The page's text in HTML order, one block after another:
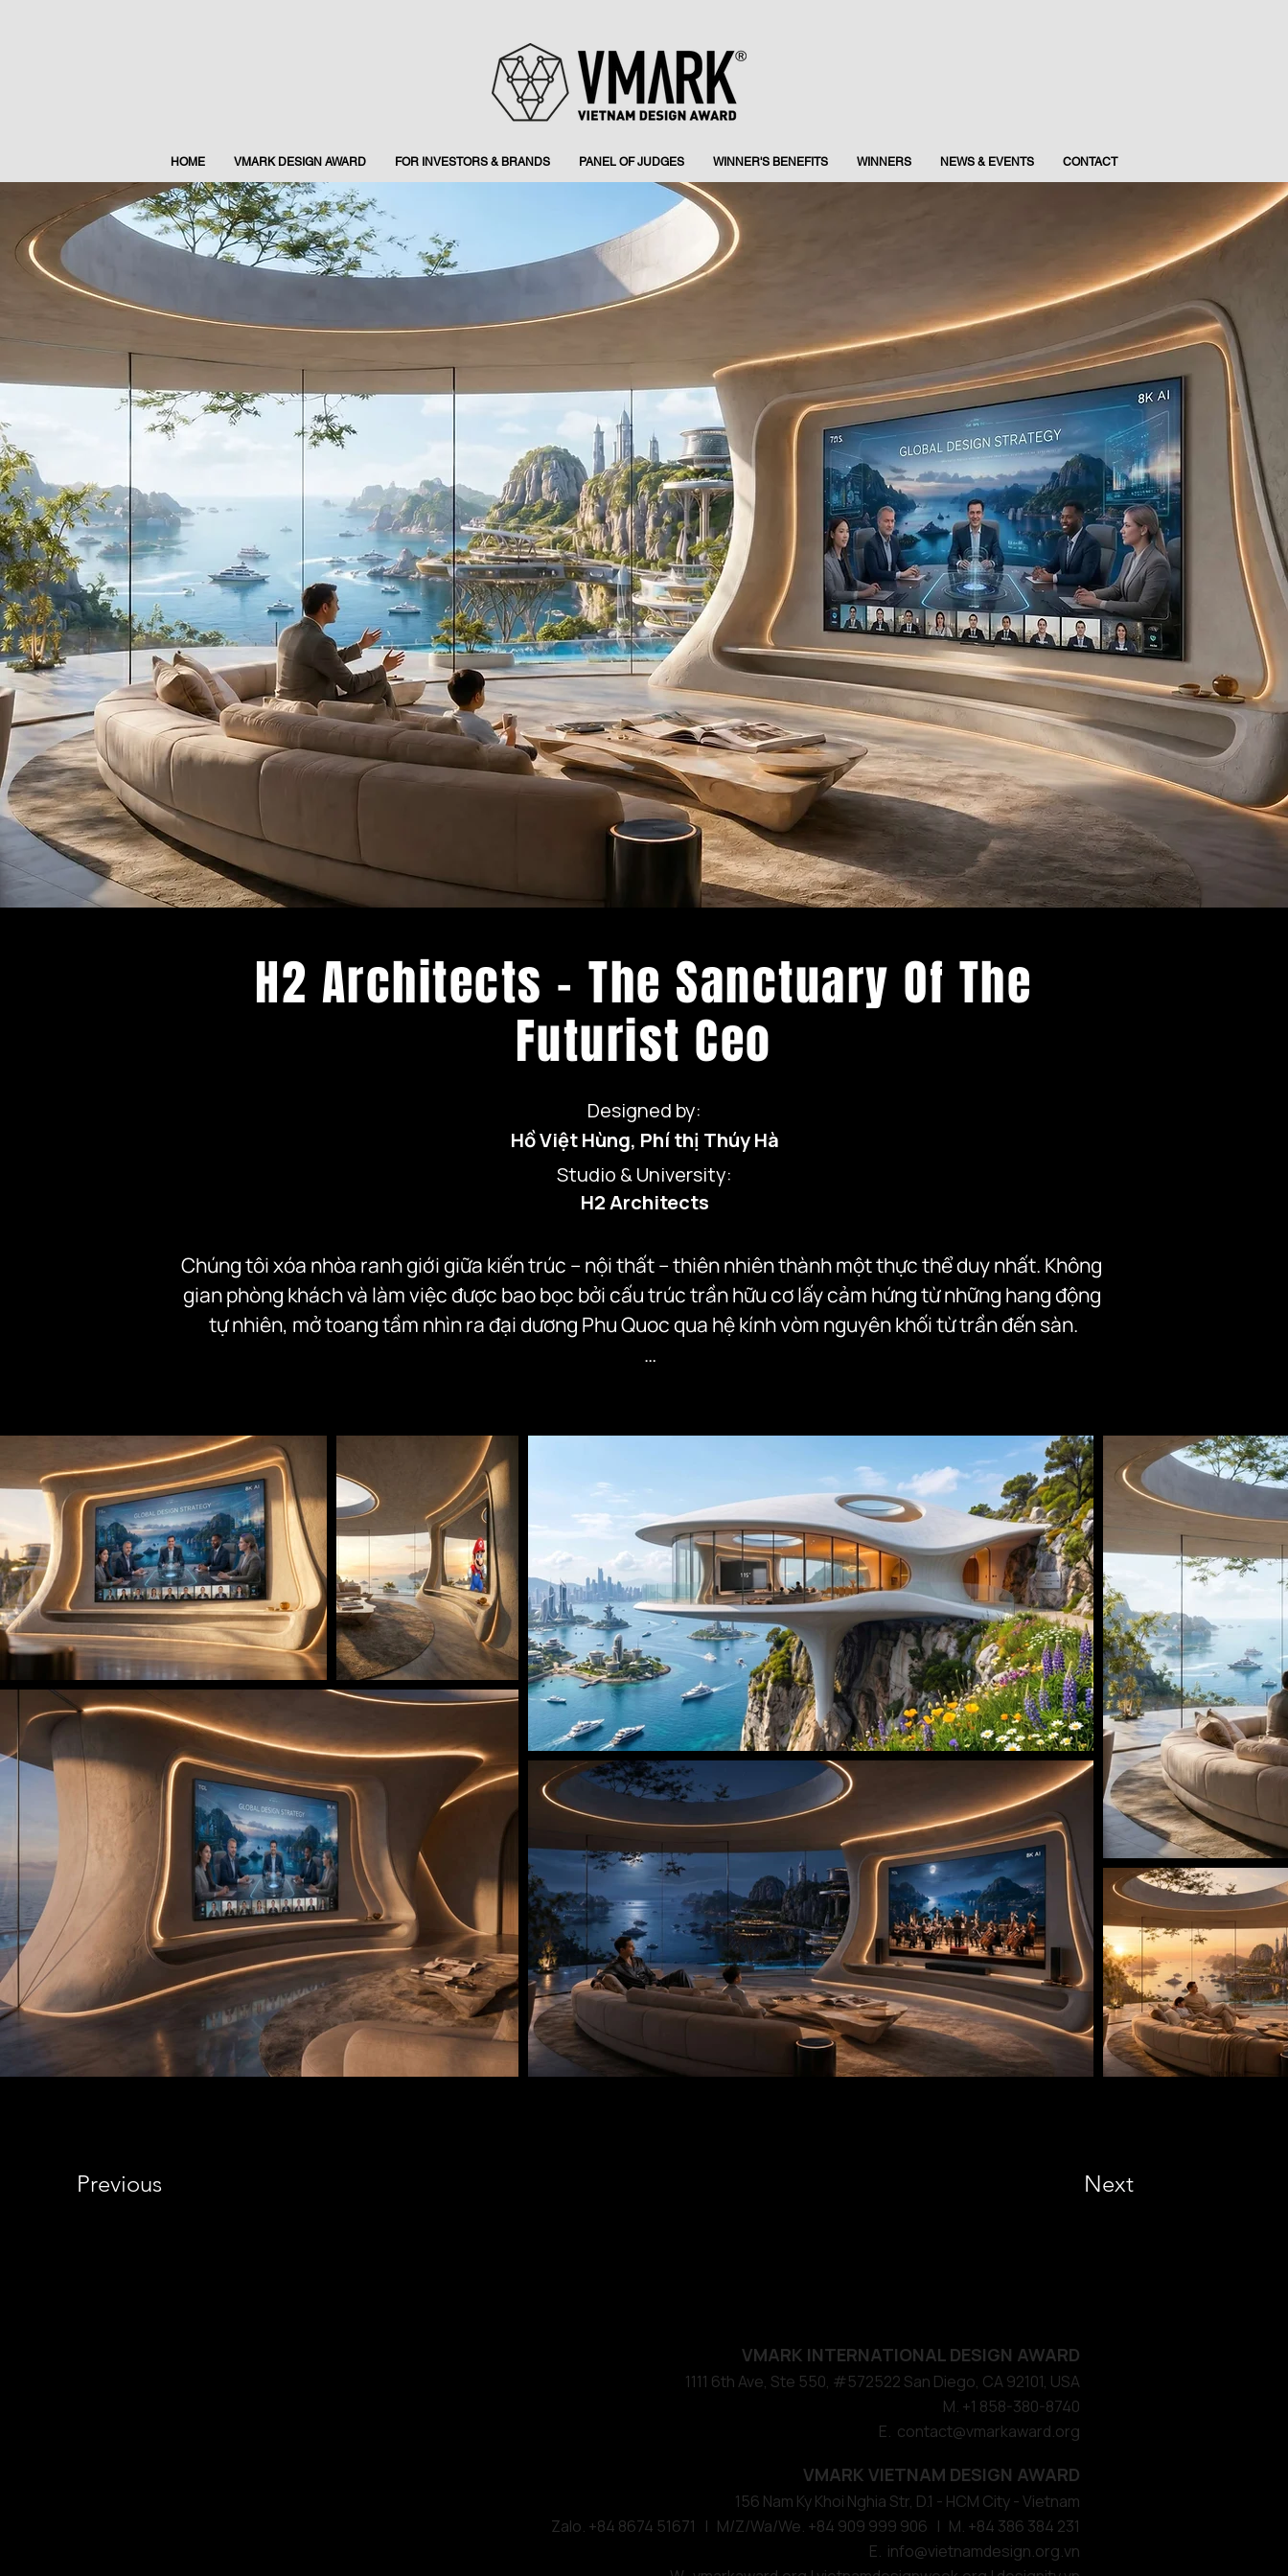
HOME VMARK DESIGN AWARD FOR INVESTORS & BRANDS PANEL OF JUDGES WINNER'S BENEFITS WINNERS NEWS & EVENTS CONTACT
H2 Architects - The Sanctuary Of The
Futurist Ceo
Designed by:
Hồ Việt Hùng, Phí thị Thúy Hà
Studio & University:
H2 Architects
Chúng tôi xóa nhòa ranh giới giữa kiến trúc – nội thất – thiên nhiên thành một thực thể duy nhất. Không
gian phòng khách và làm việc được bao bọc bởi cấu trúc trần hữu cơ lấy cảm hứng từ những hang động
tự nhiên, mở toang tầm nhìn ra đại dương Phu Quoc qua hệ kính vòm nguyên khối từ trần đến sàn.
hữu cơ.
Previous Next
VMARK INTERNATIONAL DESIGN AWARD
​1111 6th Ave, Ste 550, #572522 San Diego, CA 92101, USA
M. +1 858-380-8740
E. contact@vmarkaward.org
VMARK VIETNAM DESIGN AWARD
156 Nam Ky Khoi Nghia Str, D.1 - HCM City - Vietnam​
Zalo. +84 8674 51671 | M/Z/Wa/We. +84 909 999 906 | M. +84 386 384 231
E. info@vietnamdesign.org.vn